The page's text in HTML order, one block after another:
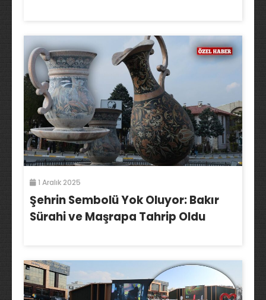
1 Aralık 2025
Şehrin Sembolü Yok Oluyor: Bakır
Sürahi ve Maşrapa Tahrip Oldu